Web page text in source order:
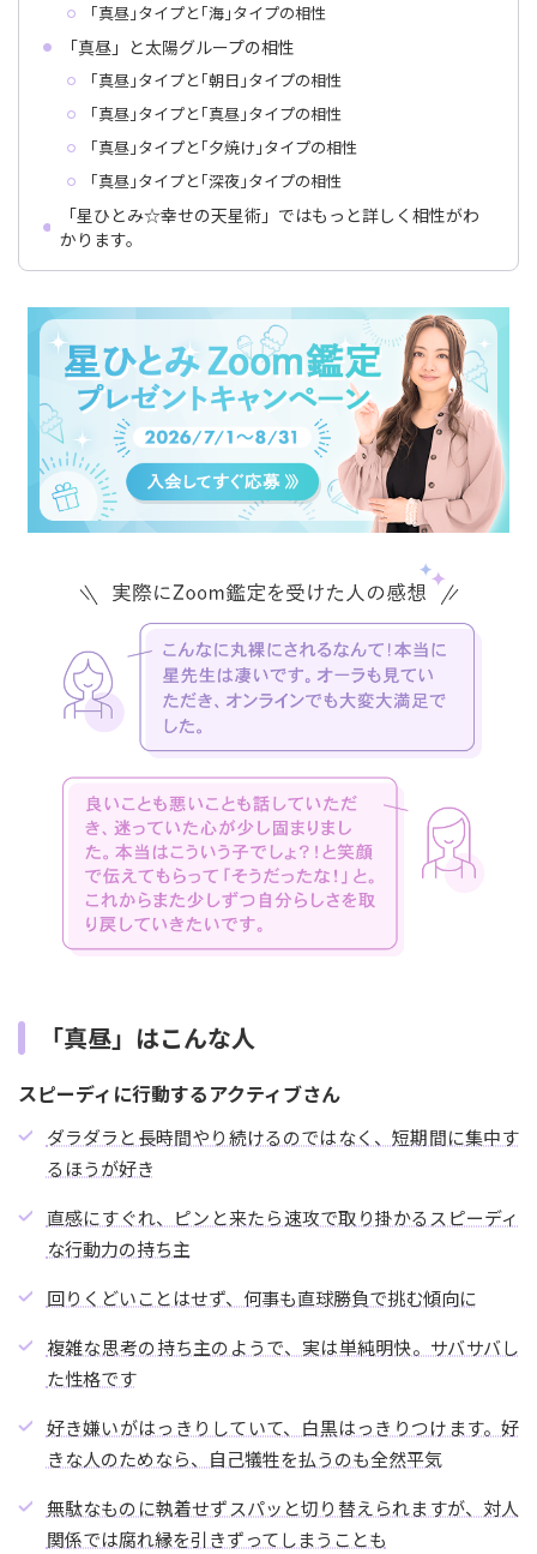
｢真昼｣タイプと｢海｣タイプの相性
「真昼」と太陽グループの相性
｢真昼｣タイプと｢朝日｣タイプの相性
｢真昼｣タイプと｢真昼｣タイプの相性
｢真昼｣タイプと｢夕焼け｣タイプの相性
｢真昼｣タイプと｢深夜｣タイプの相性
「星ひとみ☆幸せの天星術」ではもっと詳しく相性がわ
かります。
「真昼」はこんな人
スピーディに行動するアクティブさん
ダラダラと長時間やり続けるのではなく、短期間に集中す
るほうが好き
直感にすぐれ、ピンと来たら速攻で取り掛かるスピーディ
な行動力の持ち主
回りくどいことはせず、何事も直球勝負で挑む傾向に
複雑な思考の持ち主のようで、実は単純明快。サバサバし
た性格です
好き嫌いがはっきりしていて、白黒はっきりつけます。好
きな人のためなら、自己犠牲を払うのも全然平気
無駄なものに執着せずスパッと切り替えられますが、対人
関係では腐れ縁を引きずってしまうことも